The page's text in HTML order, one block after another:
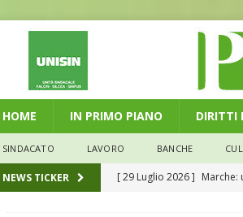
HOME IN PRIMO PIANO DIRITTI
SINDACATO LAVORO BANCHE
NEWS TICKER [ 29 Luglio 2026 ]